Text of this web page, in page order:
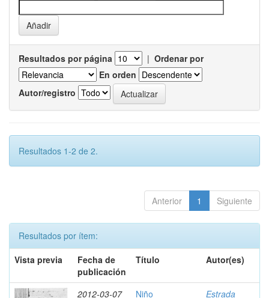
Resultados por página | Ordenar por
En orden
Autor/registro
Resultados 1-2 de 2.
Anterior 1 Siguiente
Resultados por ítem:
Vista previa
Fecha de
publicación
Título Autor(es)
2012-03-07
Niño
Estrada